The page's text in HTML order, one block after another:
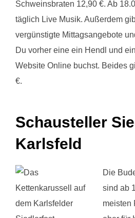
Schweinsbraten 12,90 €. Ab
täglich Live Musik. Außerdem
vergünstigte Mittagsangebote
Du vorher eine ein Hendl und
Website Online buchst. Beides
€.
Schausteller
Karlsfeld
Die
sind ab
meisten